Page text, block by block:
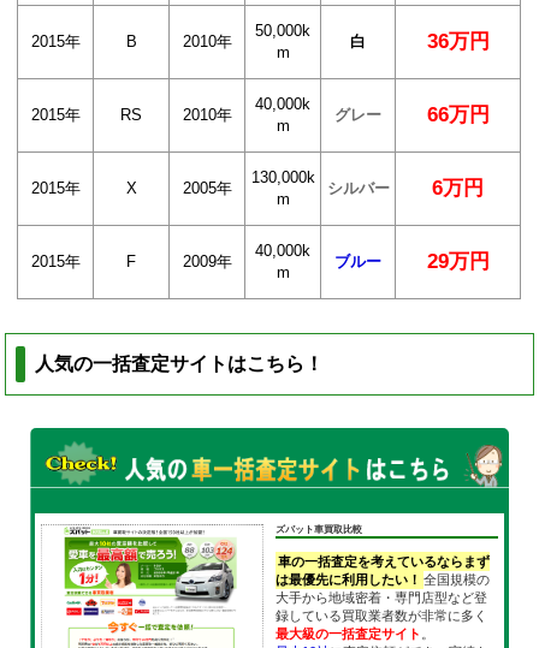
2015年 B 2010年
50,000k
m
白 36万円
2015年 RS 2010年
40,000k
m
グレー 66万円
2015年 X 2005年
130,000k
m
シルバー 6万円
2015年 F 2009年
40,000k
m
ブルー 29万円
人気の一括査定サイトはこちら！
ズバット車買取比較
車の一括査定を考えているならまず
は最優先に利用したい！ 全国規模の
大手から地域密着・専門店型など登
録している買取業者数が非常に多く
最大級の一括査定サイト